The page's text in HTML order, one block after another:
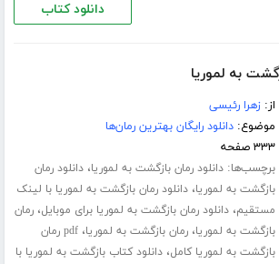
دانلود کتاب
به لموریا
از:زهرا رئیسی
موضوع:دانلود رایگان بهترین رمان‌ها
۳۳۳ صفحه
برچسب‌ها:دانلود رمان بازگشت به لموریا،دانلود رمان
بازگشت به لموریا،دانلود رمان بازگشت به لموریا با لینک
مستقیم،دانلود رمان بازگشت به لموریا برای موبایل،رمان
بازگشت به لموریا،رمان بازگشت به لموریا،
pdf رمان
بازگشت به لموریا کامل،دانلود کتاب بازگشت به لموریا با